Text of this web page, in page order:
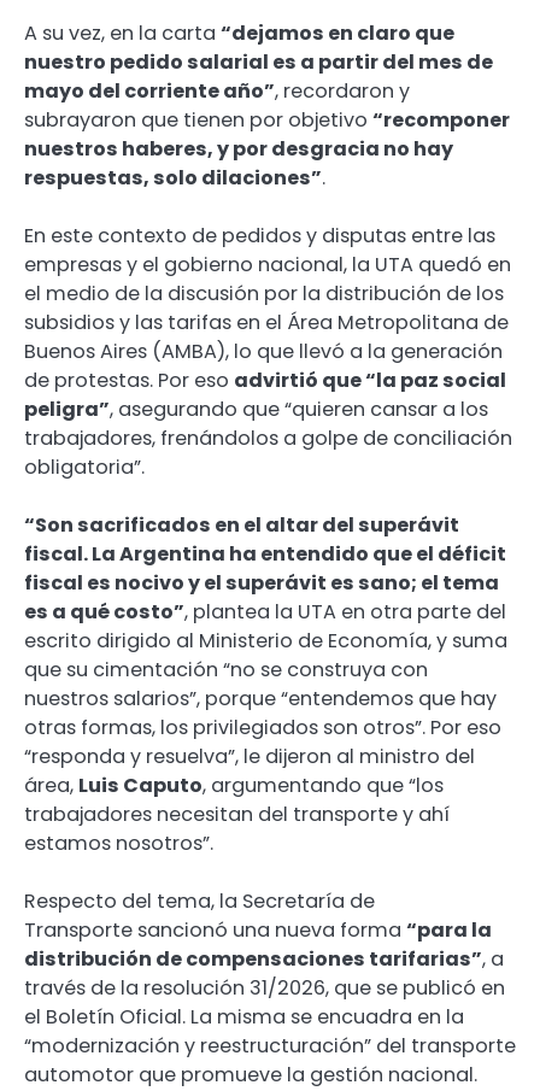
A su vez, en la carta “dejamos en claro que
nuestro pedido salarial es a partir del mes de
mayo del corriente año”, recordaron y
subrayaron que tienen por objetivo “recomponer
nuestros haberes, y por desgracia no hay
respuestas, solo dilaciones”.
En este contexto de pedidos y disputas entre las
empresas y el gobierno nacional, la UTA quedó en
el medio de la discusión por la distribución de los
subsidios y las tarifas en el Área Metropolitana de
Buenos Aires (AMBA), lo que llevó a la generación
de protestas. Por eso advirtió que “la paz social
peligra”, asegurando que “quieren cansar a los
trabajadores, frenándolos a golpe de conciliación
obligatoria”.
“Son sacrificados en el altar del superávit
fiscal. La Argentina ha entendido que el déficit
fiscal es nocivo y el superávit es sano; el tema
es a qué costo”, plantea la UTA en otra parte del
escrito dirigido al Ministerio de Economía, y suma
que su cimentación “no se construya con
nuestros salarios”, porque “entendemos que hay
otras formas, los privilegiados son otros”. Por eso
“responda y resuelva”, le dijeron al ministro del
área, Luis Caputo, argumentando que “los
trabajadores necesitan del transporte y ahí
estamos nosotros”.
Respecto del tema, la Secretaría de
Transporte sancionó una nueva forma “para la
distribución de compensaciones tarifarias”, a
través de la resolución 31/2026, que se publicó en
el Boletín Oficial. La misma se encuadra en la
“modernización y reestructuración” del transporte
automotor que promueve la gestión nacional.